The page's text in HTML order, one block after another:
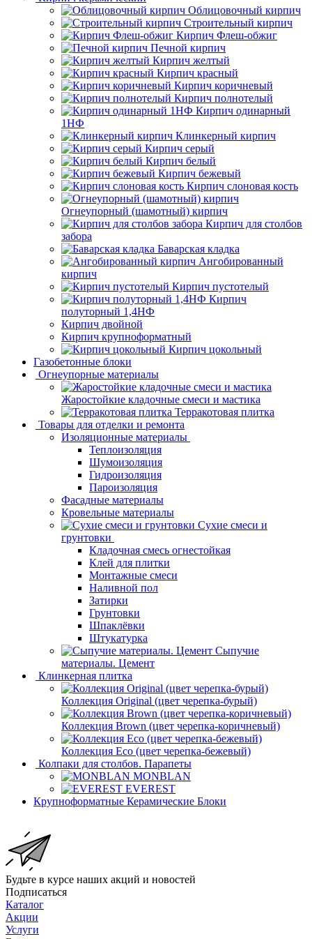
Облицовочный кирпич
Строительный кирпич
Кирпич Флеш-обжиг
Печной кирпич
Кирпич желтый
Кирпич красный
Кирпич коричневый
Кирпич полнотелый
Кирпич одинарный
1НФ
Клинкерный кирпич
Кирпич серый
Кирпич белый
Кирпич бежевый
Кирпич слоновая кость
Огнеупорный (шамотный) кирпич
Кирпич для столбов
забора
Баварская кладка
Ангобированный
кирпич
Кирпич пустотелый
Кирпич
полуторный 1,4НФ
Кирпич двойной
Кирпич крупноформатный
Кирпич цокольный
Газобетонные блоки
Огнеупорные материалы
Жаростойкие кладочные смеси и мастика
Терракотовая плитка
Товары для отделки и ремонта
Изоляционные материалы
Теплоизоляция
Шумоизоляция
Гидроизоляция
Пароизоляция
Фасадные материалы
Кровельные материалы
Сухие смеси и
грунтовки
Кладочная смесь огнестойкая
Клей для плитки
Монтажные смеси
Наливной пол
Затирки
Грунтовки
Шпаклёвки
Штукатурка
Сыпучие
материалы. Цемент
Клинкерная плитка
Коллекция Original (цвет черепка-бурый)
Коллекция Brown (цвет черепка-коричневый)
Коллекция Eco (цвет черепка-бежевый)
Колпаки для столбов. Парапеты
MONBLAN
EVEREST
Крупноформатные Керамические Блоки
Будьте в курсе наших акций и новостей
Подписаться
Каталог
Акции
Услуги